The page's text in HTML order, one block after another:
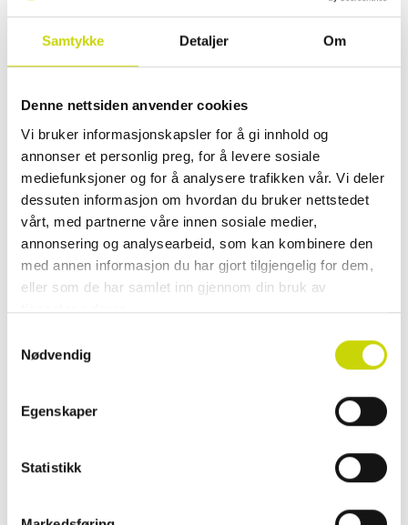
Samtykke Detaljer Om
Denne nettsiden anvender cookies
Vi bruker informasjonskapsler for å gi innhold og
annonser et personlig preg, for å levere sosiale
mediefunksjoner og for å analysere trafikken vår. Vi deler
dessuten informasjon om hvordan du bruker nettstedet
vårt, med partnerne våre innen sosiale medier,
annonsering og analysearbeid, som kan kombinere den
med annen informasjon du har gjort tilgjengelig for dem,
eller som de har samlet inn gjennom din bruk av
tjenestene deres.
Nødvendig
Egenskaper
Statistikk
40%
Sofia Totebag Til
Laptop
Lycke
NOK 599 NOK 999
Karakter: 4.6 av 5 mulige
40%
Sofia Totebag Til
Laptop
Lycke
NOK 599 NOK 999
Karakter: 4.6 av 5 mulige